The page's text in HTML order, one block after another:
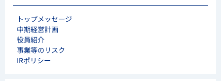
トップメッセージ
中期経営計画
役員紹介
事業等のリスク
IRポリシー